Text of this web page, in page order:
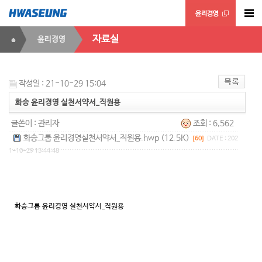
윤리경영 자료실
작성일 : 21-10-29 15:04
화승 윤리경영 실천서약서_직원용
글쓴이 : 관리자
조회 : 6,562
화승그룹 윤리경영실천서약서_직원용.hwp (12.5K)
[60]
DATE : 202
1-10-29 15:44:48
화승그룹 윤리경영 실천서약서_직원용